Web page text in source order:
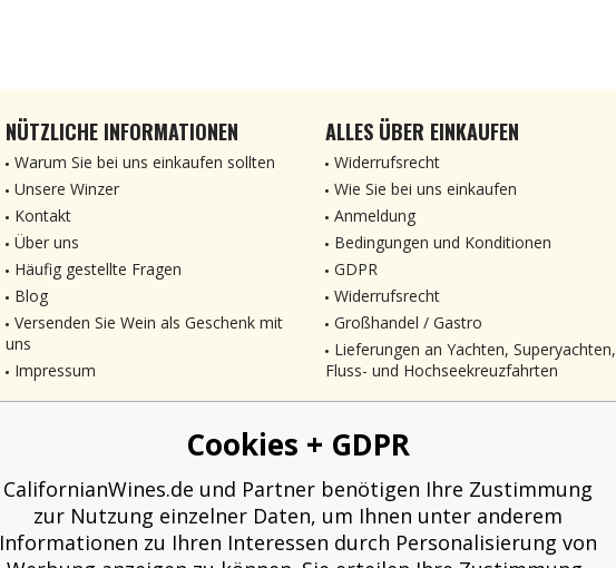
NÜTZLICHE INFORMATIONEN
Warum Sie bei uns einkaufen sollten
Unsere Winzer
Kontakt
Über uns
Häufig gestellte Fragen
Blog
Versenden Sie Wein als Geschenk mit
uns
Impressum
ALLES ÜBER EINKAUFEN
Widerrufsrecht
Wie Sie bei uns einkaufen
Anmeldung
Bedingungen und Konditionen
GDPR
Widerrufsrecht
Großhandel / Gastro
Lieferungen an Yachten, Superyachten,
Fluss- und Hochseekreuzfahrten
Cookies + GDPR
CalifornianWines.de und Partner benötigen Ihre Zustimmung
zur Nutzung einzelner Daten, um Ihnen unter anderem
Informationen zu Ihren Interessen durch Personalisierung von